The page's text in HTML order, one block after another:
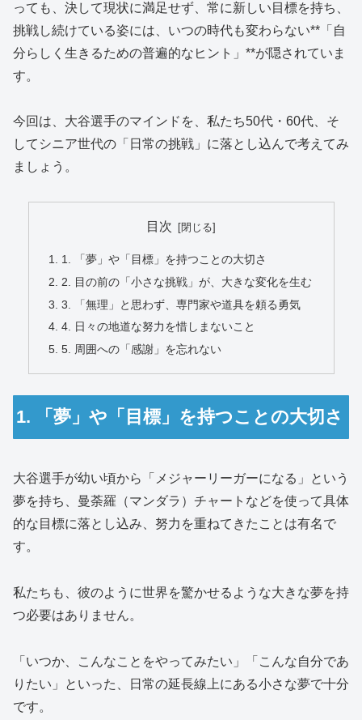
っても、決して現状に満足せず、常に新しい目標を持ち、
挑戦し続けている姿には、いつの時代も変わらない**「自
分らしく生きるための普遍的なヒント」**が隠されていま
す。
今回は、大谷選手のマインドを、私たち50代・60代、そ
してシニア世代の「日常の挑戦」に落とし込んで考えてみ
ましょう。
目次
1. 「夢」や「目標」を持つことの大切さ
2. 目の前の「小さな挑戦」が、大きな変化を生む
3. 「無理」と思わず、専門家や道具を頼る勇気
4. 日々の地道な努力を惜しまないこと
5. 周囲への「感謝」を忘れない
1. 「夢」や「目標」を持つことの大切さ
大谷選手が幼い頃から「メジャーリーガーになる」という
夢を持ち、曼荼羅（マンダラ）チャートなどを使って具体
的な目標に落とし込み、努力を重ねてきたことは有名で
す。
私たちも、彼のように世界を驚かせるような大きな夢を持
つ必要はありません。
「いつか、こんなことをやってみたい」「こんな自分であ
りたい」といった、日常の延長線上にある小さな夢で十分
です。